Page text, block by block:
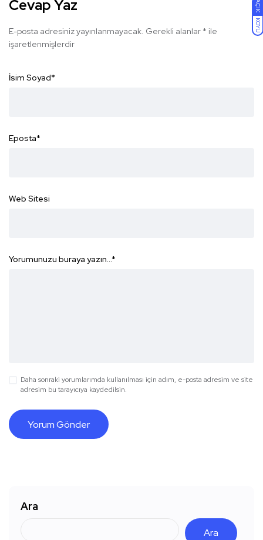
AÇIK
KOYU
Cevap Yaz
E-posta adresiniz yayınlanmayacak. Gerekli alanlar * ile
işaretlenmişlerdir
İsim Soyad*
Eposta*
Web Sitesi
Yorumunuzu buraya yazın...*
Daha sonraki yorumlarımda kullanılması için adım, e-posta adresim ve site
adresim bu tarayıcıya kaydedilsin.
Ara
Ara